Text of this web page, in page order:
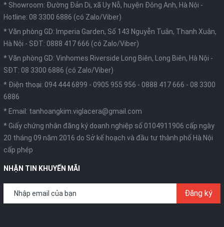
* Showroom: Đường Đản Dị, xã Uy Nỗ, huyện Đông Anh, Hà Nội -
Hotline: 08 3300 6886 (có Zalo/Viber)
* Văn phòng GD: Imperia Garden, Số 143 Nguyễn Tuân, Thanh Xuân,
Hà Nội - SĐT: 0888 417 666 (có Zalo/Viber)
* Văn phòng GD: Vinhomes Riverside Long Biên, Long Biên, Hà Nội -
SĐT: 08 3300 6886 (có Zalo/Viber)
* Điện thoại: 094 444 6899 - 0905 955 956 - 0888 417 666 - 08 3300
6886
* Email: tanhoangkim.viglacera@gmail.com
* Giấy chứng nhận đăng ký doanh nghiệp số 0104911906 cấp ngày
20 tháng 09 năm 2016 do Sở kế hoạch và đầu tư thành phố Hà Nội
cấp phép
NHẬN TIN KHUYẾN MÃI
Đăng ký